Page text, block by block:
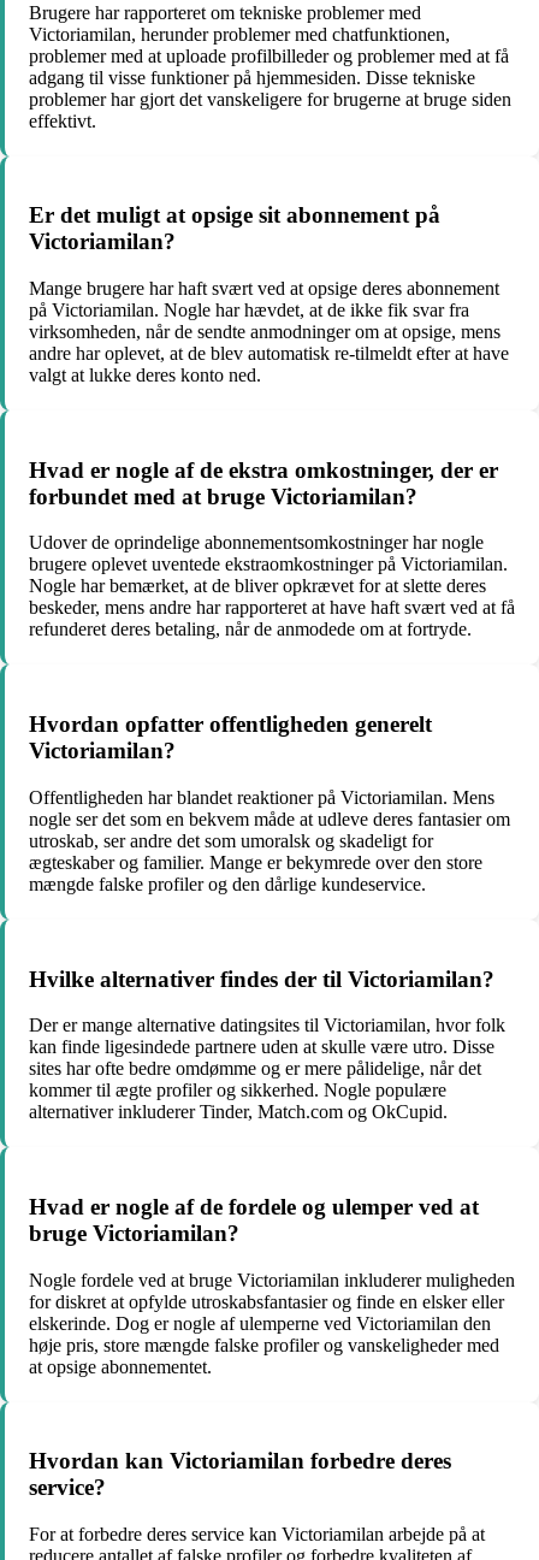
Brugere har rapporteret om tekniske problemer med
Victoriamilan, herunder problemer med chatfunktionen,
problemer med at uploade profilbilleder og problemer med at få
adgang til visse funktioner på hjemmesiden. Disse tekniske
problemer har gjort det vanskeligere for brugerne at bruge siden
effektivt.
Er det muligt at opsige sit abonnement på
Victoriamilan?
Mange brugere har haft svært ved at opsige deres abonnement
på Victoriamilan. Nogle har hævdet, at de ikke fik svar fra
virksomheden, når de sendte anmodninger om at opsige, mens
andre har oplevet, at de blev automatisk re-tilmeldt efter at have
valgt at lukke deres konto ned.
Hvad er nogle af de ekstra omkostninger, der er
forbundet med at bruge Victoriamilan?
Udover de oprindelige abonnementsomkostninger har nogle
brugere oplevet uventede ekstraomkostninger på Victoriamilan.
Nogle har bemærket, at de bliver opkrævet for at slette deres
beskeder, mens andre har rapporteret at have haft svært ved at få
refunderet deres betaling, når de anmodede om at fortryde.
Hvordan opfatter offentligheden generelt
Victoriamilan?
Offentligheden har blandet reaktioner på Victoriamilan. Mens
nogle ser det som en bekvem måde at udleve deres fantasier om
utroskab, ser andre det som umoralsk og skadeligt for
ægteskaber og familier. Mange er bekymrede over den store
mængde falske profiler og den dårlige kundeservice.
Hvilke alternativer findes der til Victoriamilan?
Der er mange alternative datingsites til Victoriamilan, hvor folk
kan finde ligesindede partnere uden at skulle være utro. Disse
sites har ofte bedre omdømme og er mere pålidelige, når det
kommer til ægte profiler og sikkerhed. Nogle populære
alternativer inkluderer Tinder, Match.com og OkCupid.
Hvad er nogle af de fordele og ulemper ved at
bruge Victoriamilan?
Nogle fordele ved at bruge Victoriamilan inkluderer muligheden
for diskret at opfylde utroskabsfantasier og finde en elsker eller
elskerinde. Dog er nogle af ulemperne ved Victoriamilan den
høje pris, store mængde falske profiler og vanskeligheder med
at opsige abonnementet.
Hvordan kan Victoriamilan forbedre deres
service?
For at forbedre deres service kan Victoriamilan arbejde på at